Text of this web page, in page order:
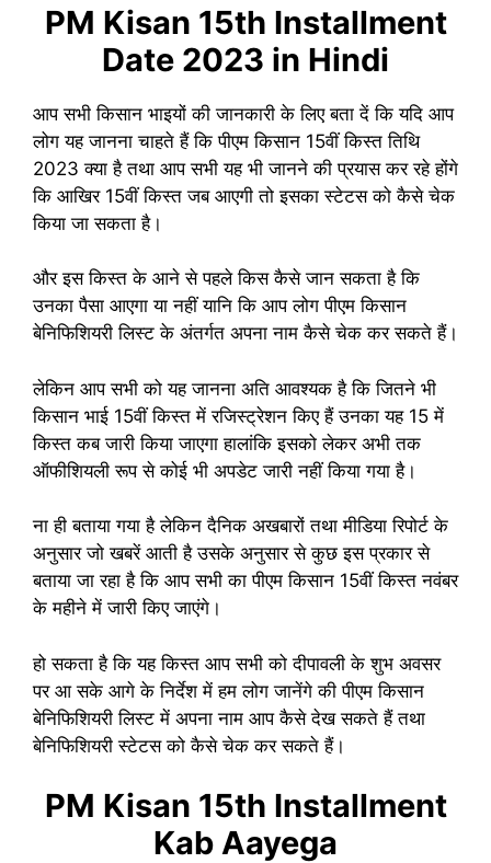
PM Kisan 15th Installment
Date 2023 in Hindi
आप सभी किसान भाइयों की जानकारी के लिए बता दें कि यदि आप
लोग यह जानना चाहते हैं कि पीएम किसान 15वीं किस्त तिथि
2023 क्या है तथा आप सभी यह भी जानने की प्रयास कर रहे होंगे
कि आखिर 15वीं किस्त जब आएगी तो इसका स्टेटस को कैसे चेक
किया जा सकता है।
और इस किस्त के आने से पहले किस कैसे जान सकता है कि
उनका पैसा आएगा या नहीं यानि कि आप लोग पीएम किसान
बेनिफिशियरी लिस्ट के अंतर्गत अपना नाम कैसे चेक कर सकते हैं।
लेकिन आप सभी को यह जानना अति आवश्यक है कि जितने भी
किसान भाई 15वीं किस्त में रजिस्ट्रेशन किए हैं उनका यह 15 में
किस्त कब जारी किया जाएगा हालांकि इसको लेकर अभी तक
ऑफीशियली रूप से कोई भी अपडेट जारी नहीं किया गया है।
ना ही बताया गया है लेकिन दैनिक अखबारों तथा मीडिया रिपोर्ट के
अनुसार जो खबरें आती है उसके अनुसार से कुछ इस प्रकार से
बताया जा रहा है कि आप सभी का पीएम किसान 15वीं किस्त नवंबर
के महीने में जारी किए जाएंगे।
हो सकता है कि यह किस्त आप सभी को दीपावली के शुभ अवसर
पर आ सके आगे के निर्देश में हम लोग जानेंगे की पीएम किसान
बेनिफिशियरी लिस्ट में अपना नाम आप कैसे देख सकते हैं तथा
बेनिफिशियरी स्टेटस को कैसे चेक कर सकते हैं।
PM Kisan 15th Installment
Kab Aayega